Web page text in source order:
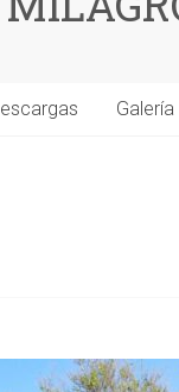
Galería